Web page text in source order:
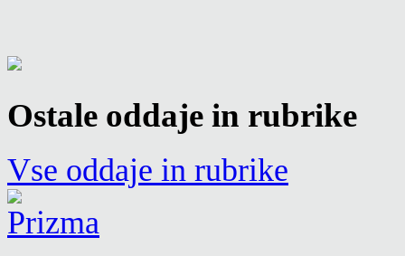
Ostale oddaje in rubrike
Vse oddaje in rubrike